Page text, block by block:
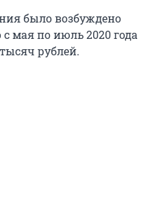
было возбуждено
мая по июль 2020 года
рублей.